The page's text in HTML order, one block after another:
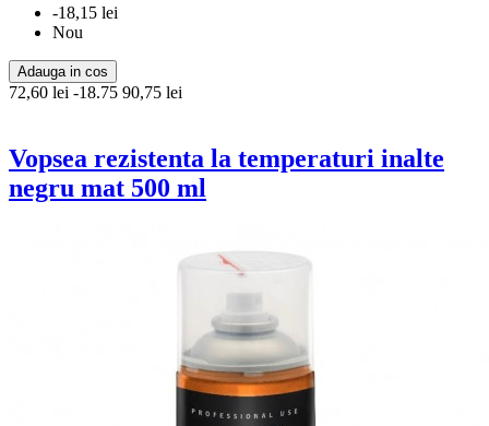
-18,15 lei
Nou
Adauga in cos
72,60 lei -18.75 90,75 lei
Vopsea rezistenta la temperaturi inalte
negru mat 500 ml